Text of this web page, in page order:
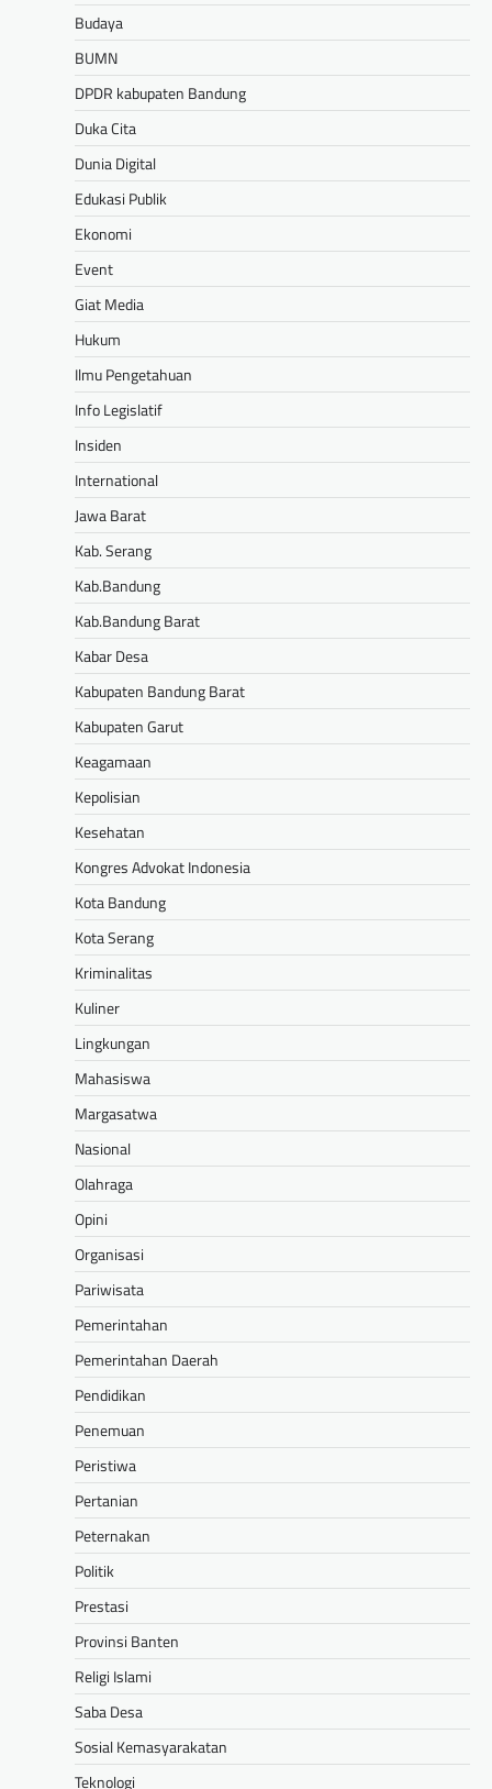
Budaya
BUMN
DPDR kabupaten Bandung
Duka Cita
Dunia Digital
Edukasi Publik
Ekonomi
Event
Giat Media
Hukum
Ilmu Pengetahuan
Info Legislatif
Insiden
International
Jawa Barat
Kab. Serang
Kab.Bandung
Kab.Bandung Barat
Kabar Desa
Kabupaten Bandung Barat
Kabupaten Garut
Keagamaan
Kepolisian
Kesehatan
Kongres Advokat Indonesia
Kota Bandung
Kota Serang
Kriminalitas
Kuliner
Lingkungan
Mahasiswa
Margasatwa
Nasional
Olahraga
Opini
Organisasi
Pariwisata
Pemerintahan
Pemerintahan Daerah
Pendidikan
Penemuan
Peristiwa
Pertanian
Peternakan
Politik
Prestasi
Provinsi Banten
Religi Islami
Saba Desa
Sosial Kemasyarakatan
Teknologi